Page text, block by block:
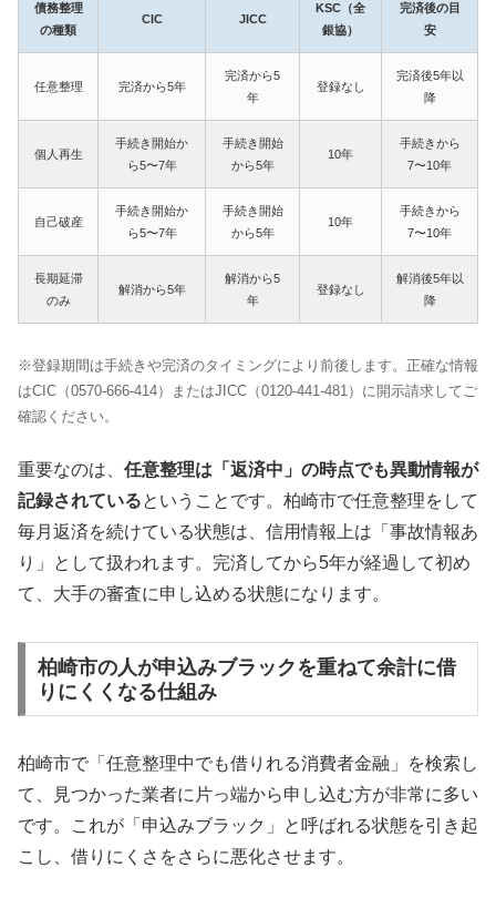
債務整理
の種類
CIC JICC
KSC（全
銀協）
完済後の目
安
任意整理 完済から5年
完済から5
年
登録なし
完済後5年以
降
個人再生
手続き開始か
ら5〜7年
手続き開始
から5年
10年
手続きから
7〜10年
自己破産
手続き開始か
ら5〜7年
手続き開始
から5年
10年
手続きから
7〜10年
長期延滞
のみ
解消から5年
解消から5
年
登録なし
解消後5年以
降
※登録期間は手続きや完済のタイミングにより前後します。正確な情報
はCIC（0570-666-414）またはJICC（0120-441-481）に開示請求してご
確認ください。
重要なのは、 任意整理は「返済中」の時点でも異動情報が
記録されているということです。柏崎市で任意整理をして
毎月返済を続けている状態は、信用情報上は「事故情報あ
り」として扱われます。完済してから5年が経過して初め
て、大手の審査に申し込める状態になります。
柏崎市の人が申込みブラックを重ねて余計に借
りにくくなる仕組み
柏崎市で「任意整理中でも借りれる消費者金融」を検索し
て、見つかった業者に片っ端から申し込む方が非常に多い
です。これが「申込みブラック」と呼ばれる状態を引き起
こし、借りにくさをさらに悪化させます。